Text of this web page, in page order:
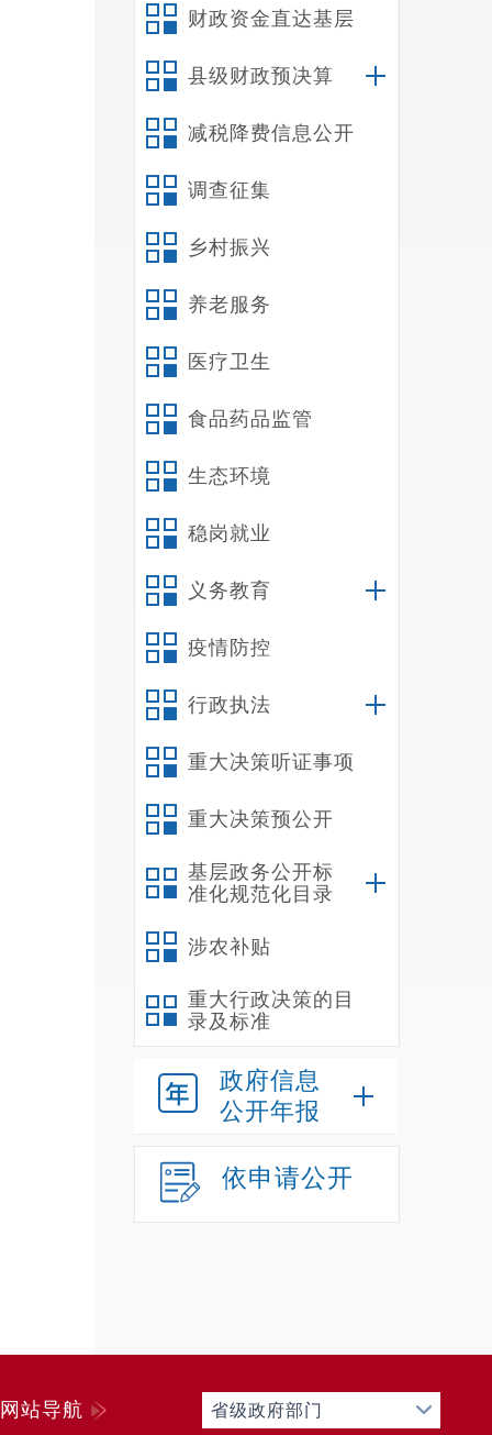
财政资金直达基层
县级财政预决算
减税降费信息公开
调查征集
乡村振兴
养老服务
医疗卫生
食品药品监管
生态环境
稳岗就业
义务教育
疫情防控
行政执法
重大决策听证事项
重大决策预公开
基层政务公开标
准化规范化目录
涉农补贴
重大行政决策的目
录及标准
政府信息
公开年报
依申请公开
网站导航 省级政府部门